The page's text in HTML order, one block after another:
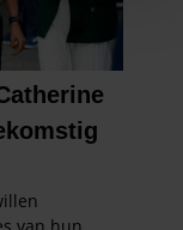
te bieden
Ook delen we
met onze
analyse. Deze
met andere
die ze hebben
website blijft